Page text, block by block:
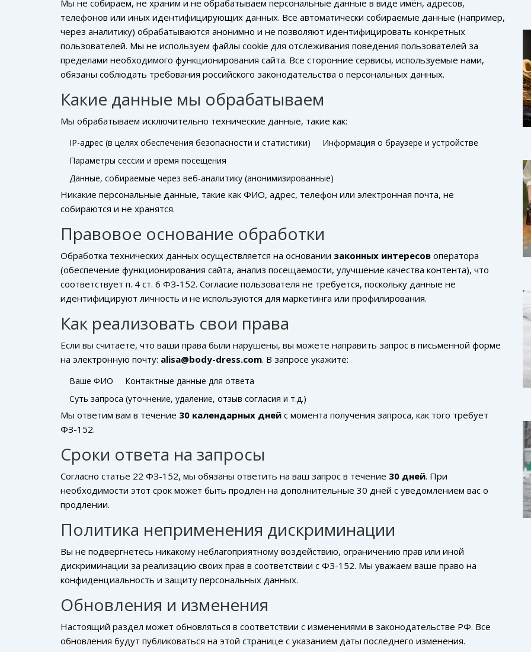
Мы не собираем, не храним и не обрабатываем персональные данные в виде имён, адресов,
телефонов или иных идентифицирующих данных. Все автоматически собираемые данные (например,
через аналитику) обрабатываются анонимно и не позволяют идентифицировать конкретных
пользователей. Мы не используем файлы cookie для отслеживания поведения пользователей за
пределами необходимого функционирования сайта. Все сторонние сервисы, используемые нами,
обязаны соблюдать требования российского законодательства о персональных данных.
Какие данные мы обрабатываем
Мы обрабатываем исключительно технические данные, такие как:
IP-адрес (в целях обеспечения безопасности и статистики)
Информация о браузере и устройстве
Параметры сессии и время посещения
Данные, собираемые через веб-аналитику (анонимизированные)
Никакие персональные данные, такие как ФИО, адрес, телефон или электронная почта, не
собираются и не хранятся.
Правовое основание обработки
Обработка технических данных осуществляется на основании законных интересов оператора
(обеспечение функционирования сайта, анализ посещаемости, улучшение качества контента), что
соответствует п. 4 ст. 6 ФЗ-152. Согласие пользователя не требуется, поскольку данные не
идентифицируют личность и не используются для маркетинга или профилирования.
Как реализовать свои права
Если вы считаете, что ваши права были нарушены, вы можете направить запрос в письменной форме
на электронную почту: alisa@body-dress.com. В запросе укажите:
Ваше ФИО
Контактные данные для ответа
Суть запроса (уточнение, удаление, отзыв согласия и т.д.)
Мы ответим вам в течение 30 календарных дней с момента получения запроса, как того требует
ФЗ-152.
Сроки ответа на запросы
Согласно статье 22 ФЗ-152, мы обязаны ответить на ваш запрос в течение 30 дней. При
необходимости этот срок может быть продлён на дополнительные 30 дней с уведомлением вас о
продлении.
Политика неприменения дискриминации
Вы не подвергнетесь никакому неблагоприятному воздействию, ограничению прав или иной
дискриминации за реализацию своих прав в соответствии с ФЗ-152. Мы уважаем ваше право на
конфиденциальность и защиту персональных данных.
Обновления и изменения
Настоящий раздел может обновляться в соответствии с изменениями в законодательстве РФ. Все
обновления будут публиковаться на этой странице с указанием даты последнего изменения.